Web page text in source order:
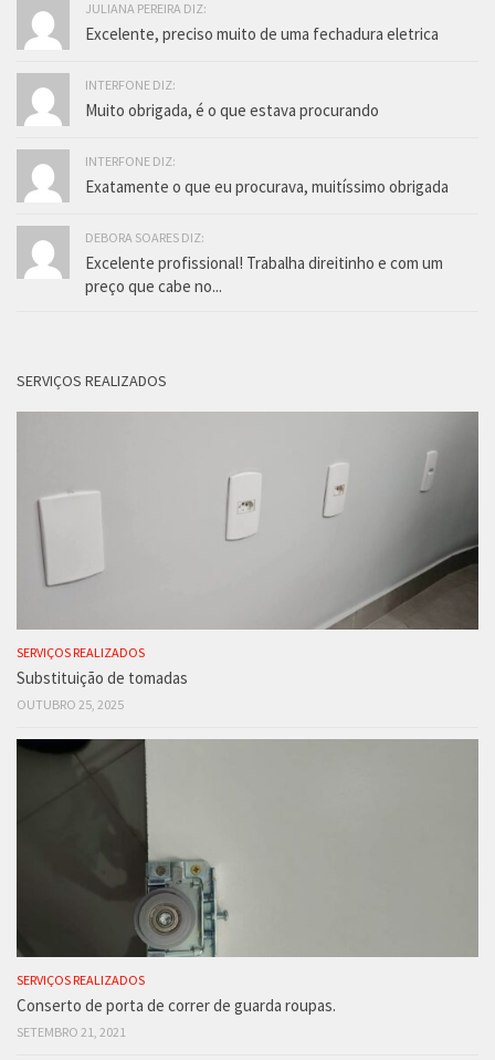
JULIANA PEREIRA DIZ:
Excelente, preciso muito de uma fechadura eletrica
INTERFONE DIZ:
Muito obrigada, é o que estava procurando
INTERFONE DIZ:
Exatamente o que eu procurava, muitíssimo obrigada
DEBORA SOARES DIZ:
Excelente profissional! Trabalha direitinho e com um
preço que cabe no...
SERVIÇOS REALIZADOS
SERVIÇOS REALIZADOS
Substituição de tomadas
OUTUBRO 25, 2025
SERVIÇOS REALIZADOS
Conserto de porta de correr de guarda roupas.
SETEMBRO 21, 2021